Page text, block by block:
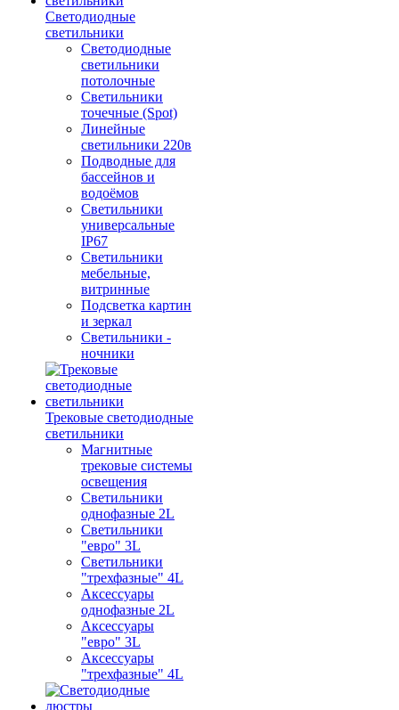
Светодиодные
светильники
Светодиодные
светильники
потолочные
Светильники
точечные (Spot)
Линейные
светильники 220в
Подводные для
бассейнов и
водоёмов
Светильники
универсальные
IP67
Светильники
мебельные,
витринные
Подсветка картин
и зеркал
Светильники -
ночники
Трековые светодиодные
светильники
Магнитные
трековые системы
освещения
Светильники
однофазные 2L
Светильники
"евро" 3L
Светильники
"трехфазные" 4L
Аксессуары
однофазные 2L
Аксессуары
"евро" 3L
Аксессуары
"трехфазные" 4L